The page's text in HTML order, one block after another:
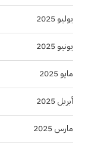
يوليو 2025
يونيو 2025
مايو 2025
أبريل 2025
مارس 2025